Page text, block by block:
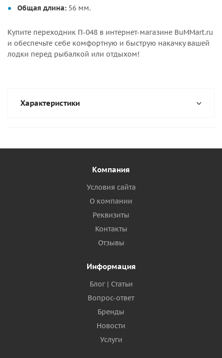
Общая длина: 56 мм.
Купите переходник П-048 в интернет-магазине BuMMart.ru
и обеспечьте себе комфортную и быструю накачку вашей
лодки перед рыбалкой или отдыхом!
Характеристики
Компания
Условия сайта
О компании
Реквизиты
Контакты
Отзывы
Информация
Блог | Статьи
Вопрос-ответ
Бренды
Новости
Услуги